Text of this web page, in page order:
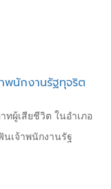
พนักงานรัฐทุจริต
ผู้เสียชีวิต ในอำเภอ
เจ้าพนักงานรัฐ